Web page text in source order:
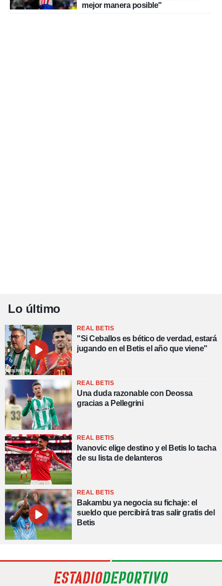
mejor manera posible"
Lo último
REAL BETIS
"Si Ceballos es bético de verdad, estará
jugando en el Betis el año que viene"
REAL BETIS
Una duda razonable con Deossa
gracias a Pellegrini
REAL BETIS
Ivanovic elige destino y el Betis lo tacha
de su lista de delanteros
REAL BETIS
Bakambu ya negocia su fichaje: el
sueldo que percibirá tras salir gratis del
Betis